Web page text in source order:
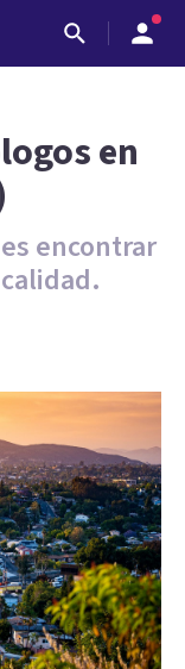
en
encontrar